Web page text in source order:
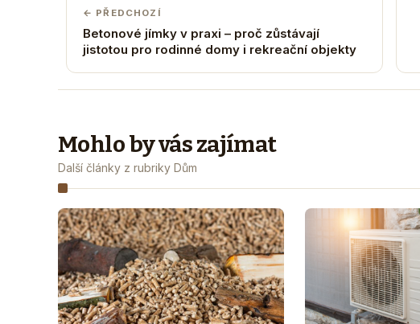
← PŘEDCHOZÍ
Betonové jímky v praxi – proč zůstávají
jistotou pro rodinné domy i rekreační objekty
Mohlo by vás zajímat
Další články z rubriky Dům